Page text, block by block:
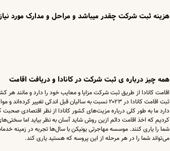
هزینه ثبت شرکت چقدر میباشد و مراحل و مدارک مورد
همه چیز درباره ی ثبت شرکت در کانادا و دریافت اقامت
اقامت کانادا از طریق ثبت شرکت مزایا و معایب خود را دارد و مانند
ثبت اقامت کانادا در ۲۰۲۳ نسبت به سالیان قبل
دارد ما به طور کلی درباره مزیت‌های کشور کانادا از نظر اقتصادی
کردیم که اخذ اقامت دائم ازین روش شاید آسان به نظر بیاید اما
شما را یاری کنند. موسسه مهاجرتی یونیکن با سال‌ها تجربه در زمینه
می‌تواند شما را در هر مرحله از این پروسه که هستید یاری کند.